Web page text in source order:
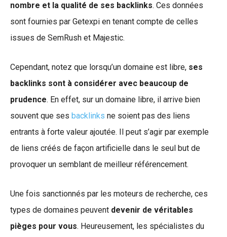
nombre et la qualité de ses backlinks. Ces données
sont fournies par Getexpi en tenant compte de celles
issues de SemRush et Majestic.
Cependant, notez que lorsqu’un domaine est libre, ses
backlinks sont à considérer avec beaucoup de
prudence. En effet, sur un domaine libre, il arrive bien
souvent que ses backlinks ne soient pas des liens
entrants à forte valeur ajoutée. Il peut s’agir par exemple
de liens créés de façon artificielle dans le seul but de
provoquer un semblant de meilleur référencement.
Une fois sanctionnés par les moteurs de recherche, ces
types de domaines peuvent devenir de véritables
pièges pour vous. Heureusement, les spécialistes du